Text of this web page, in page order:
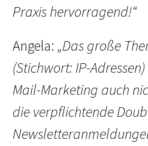
Praxis hervorragend!“
Angela: „Das große
(Stichwort: IP-
Mail-Marketing auch
die verpflichtende